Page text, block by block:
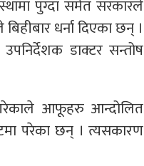
पुग्दा समेत सरकारले
धर्ना दिएका छन् ।
डाक्टर सन्तोष
आफूहरु आन्दोलित
परेका छन् । त्यसकारण